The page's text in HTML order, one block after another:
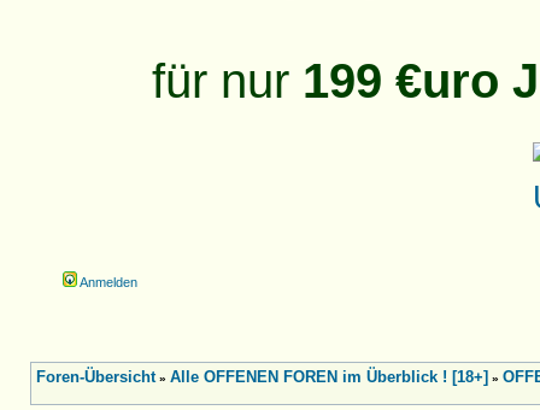
für nur 199 €uro
Anmelden
Foren-Übersicht» Alle OFFENEN FOREN im Überblick ! [18+] »